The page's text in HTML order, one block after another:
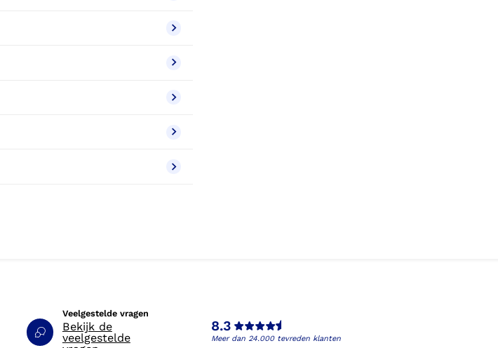
Veelgestelde vragen
Bekijk de
veelgestelde
8.3
Meer dan 24.000 tevreden klanten